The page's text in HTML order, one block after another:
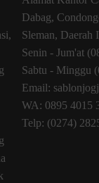
Dabag,
Sleman, Daerah
Senin - Jum'at
Sabtu - Minggu
Email:
WA: 0895 4015
Telp: (0274)